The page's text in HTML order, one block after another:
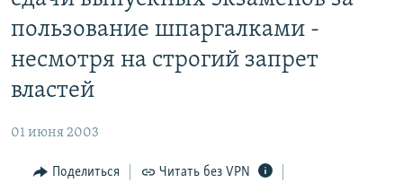
содержанию
главной
Вернутся
поиску
МНЕНИЯ
КУЛЬТУРА
СЕВЕР.РЕАЛИИ
пользование шпаргалками -
несмотря на строгий запрет
властей
01 июня 2003
Поделиться Читать без VPN